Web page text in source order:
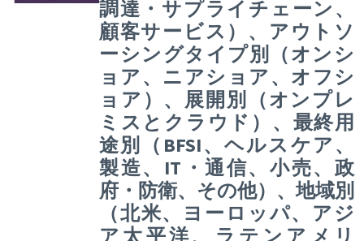
調達・サプライチェーン、
顧客サービス）、アウトソ
ーシングタイプ別（オンシ
ョア、ニアショア、オフシ
ョア）、展開別（オンプレ
ミスとクラウド）、最終用
途別（BFSI、ヘルスケア、
製造、IT・通信、小売、政
府・防衛、その他）、地域別
（北米、ヨーロッパ、アジ
ア太平洋、ラテンアメリ